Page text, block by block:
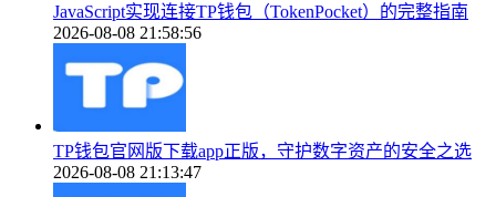
JavaScript实现连接TP钱包（TokenPocket）的完整指南
2026-08-08 21:58:56
TP钱包官网版下载app正版，守护数字资产的安全之选
2026-08-08 21:13:47